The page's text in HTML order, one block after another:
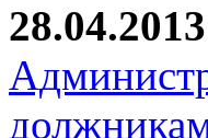
28.04.2013